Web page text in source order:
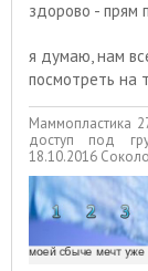
здорово - прям
я думаю, нам
посмотреть на
Маммопластика
доступ под
18.10.2016